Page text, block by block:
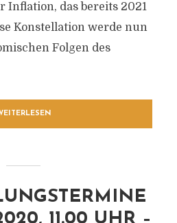
das bereits 2021
Konstellation werde nun
Folgen des
11.00 UHR –